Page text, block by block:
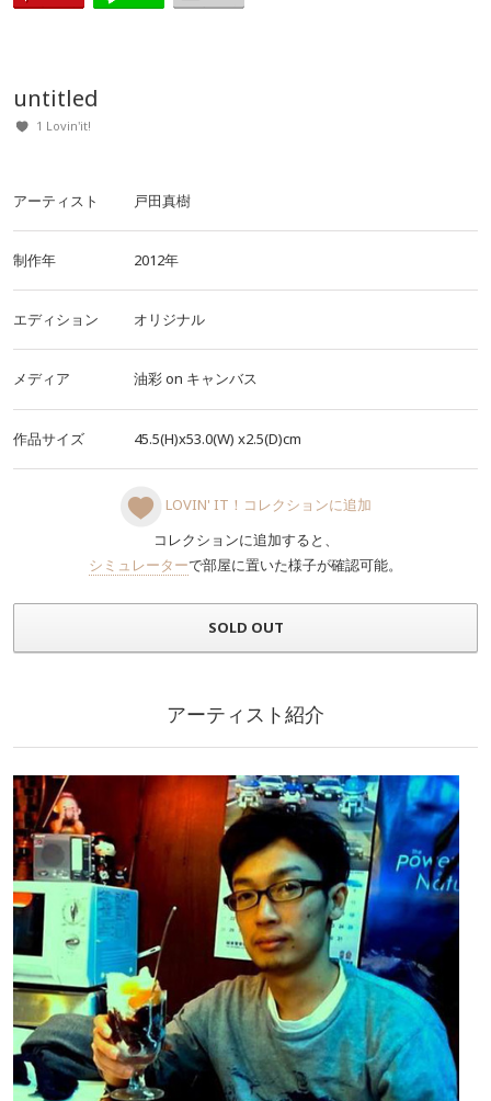
untitled
1 Lovin'it!
アーティスト 戸田真樹
制作年 2012年
エディション オリジナル
メディア 油彩on キャンバス
作品サイズ 45.5(H)x53.0(W) x2.5(D)cm
LOVIN' IT！コレクションに追加
コレクションに追加すると、
シミュレーターで部屋に置いた様子が確認可能。
SOLD OUT
アーティスト紹介